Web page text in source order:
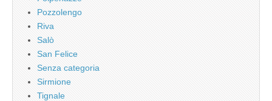
Pozzolengo
Riva
Salò
San Felice
Senza categoria
Sirmione
Tignale